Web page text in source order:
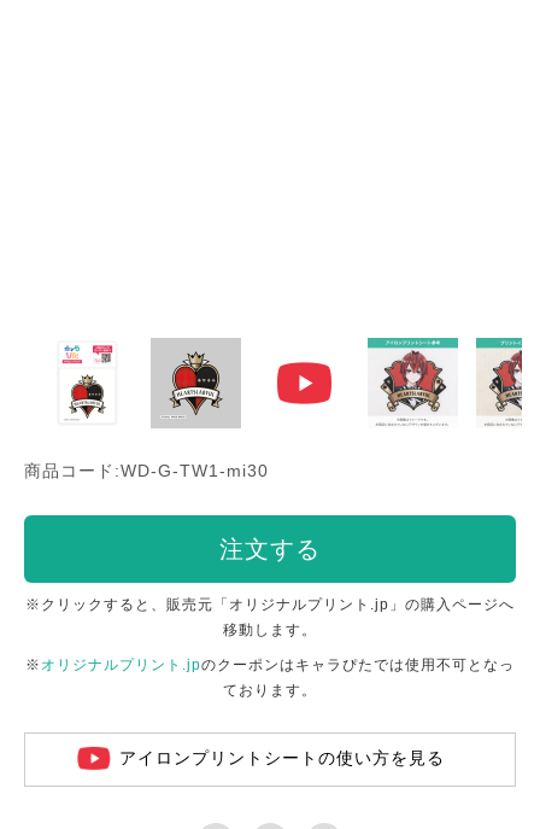
商品コード:WD-G-TW1-mi30
注文する
※クリックすると、販売元「オリジナルプリント.jp」の購入ページへ
移動します。
※ オリジナルプリント.jpのクーポンはキャラぴたでは使用不可となっ
ております。
アイロンプリントシートの使い方を見る